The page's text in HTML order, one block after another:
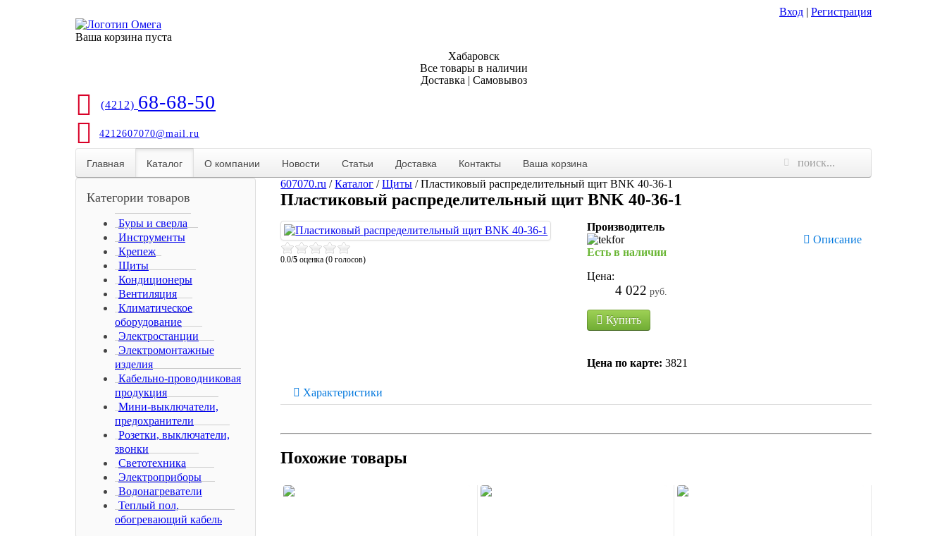
Вход | Регистрация
Ваша корзина пуста
Хабаровск
Все товары в наличии
Доставка | Самовывоз
(4212) 68-68-50
4212607070@mail.ru
Главная Каталог О компании Новости Статьи Доставка Контакты Ваша корзина
607070.ru /Каталог /Щиты /Пластиковый распределительный щит BNK 40-36-1
Пластиковый распределительный щит BNK 40-36-1
0.0/5 оценка (0 голосов)
Производитель
Есть в наличии
Цена:
4 022 руб.
Купить
Цена по карте: 3821
Описание
Характеристики
Похожие товары
Категории товаров
Буры и сверла
Инструменты
Крепеж
Щиты
Кондиционеры
Вентиляция
Климатическое
оборудование
Электростанции
Электромонтажные
изделия
Кабельно-проводниковая
продукция
Мини-выключатели,
предохранители
Розетки, выключатели,
звонки
Светотехника
Электроприборы
Водонагреватели
Теплый пол,
обогревающий кабель